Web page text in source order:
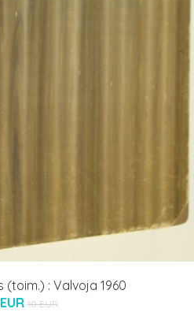
(toim.) : Valvoja 1960
10 EUR